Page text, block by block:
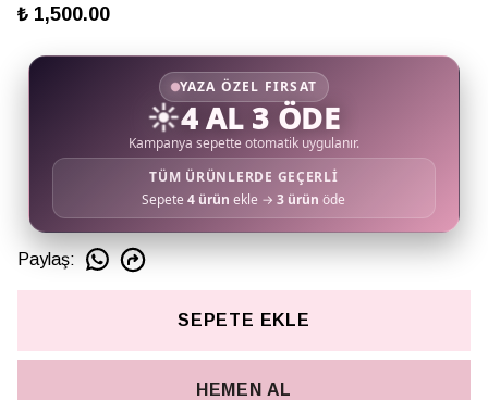
₺ 1,500.00
YAZA ÖZEL FIRSAT
☀️4 AL 3 ÖDE
Kampanya sepette otomatik uygulanır.
TÜM ÜRÜNLERDE GEÇERLİ
Sepete4 ürün ekle →3 ürün öde
Paylaş:
SEPETE EKLE
HEMEN AL